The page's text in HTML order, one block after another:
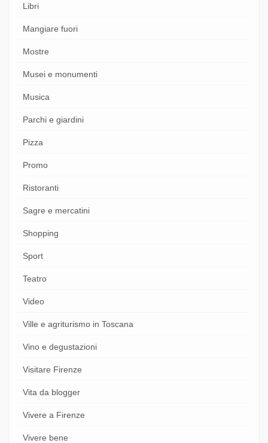
Libri
Mangiare fuori
Mostre
Musei e monumenti
Musica
Parchi e giardini
Pizza
Promo
Ristoranti
Sagre e mercatini
Shopping
Sport
Teatro
Video
Ville e agriturismo in Toscana
Vino e degustazioni
Visitare Firenze
Vita da blogger
Vivere a Firenze
Vivere bene